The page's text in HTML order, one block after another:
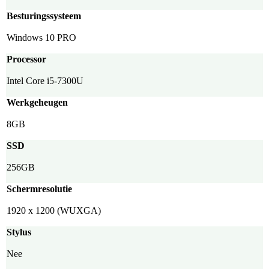
Besturingssysteem
Windows 10 PRO
Processor
Intel Core i5-7300U
Werkgeheugen
8GB
SSD
256GB
Schermresolutie
1920 x 1200 (WUXGA)
Stylus
Nee